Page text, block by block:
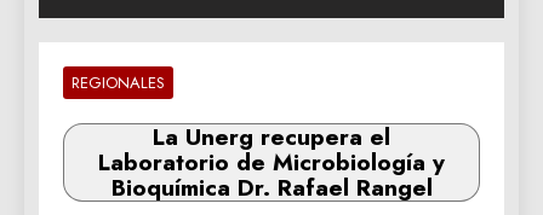
REGIONALES
La Unerg recupera el
Laboratorio de Microbiología y
Bioquímica Dr. Rafael Rangel